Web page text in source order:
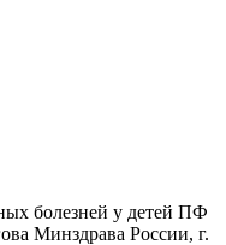
болезней у детей ПФ
Минздрава России, г.